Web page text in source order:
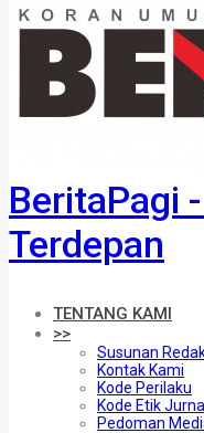
BeritaPagi
Terdepan
TENTANG KAMI
>>
Susunan
Kontak Kami
Kode Perilaku
Kode Etik
Pedoman